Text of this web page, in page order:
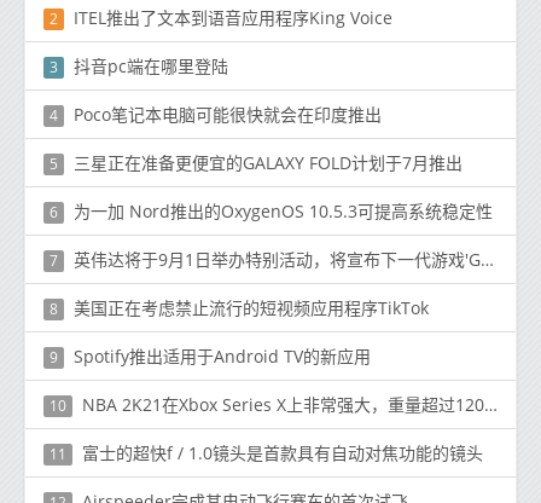
2 ITEL推出了文本到语音应用程序King Voice
3 抖音pc端在哪里登陆
4 Poco笔记本电脑可能很快就会在印度推出
5 三星正在准备更便宜的GALAXY FOLD计划于7月推出
6 为一加 Nord推出的OxygenOS 10.5.3可提高系统稳定性
7 英伟达将于9月1日举办特别活动，将宣布下一代游戏'GeForce RTX'图形卡
8 美国正在考虑禁止流行的短视频应用程序TikTok
9 Spotify推出适用于Android TV的新应用
10 NBA 2K21在Xbox Series X上非常强大，重量超过120GB
11 富士的超快f / 1.0镜头是首款具有自动对焦功能的镜头